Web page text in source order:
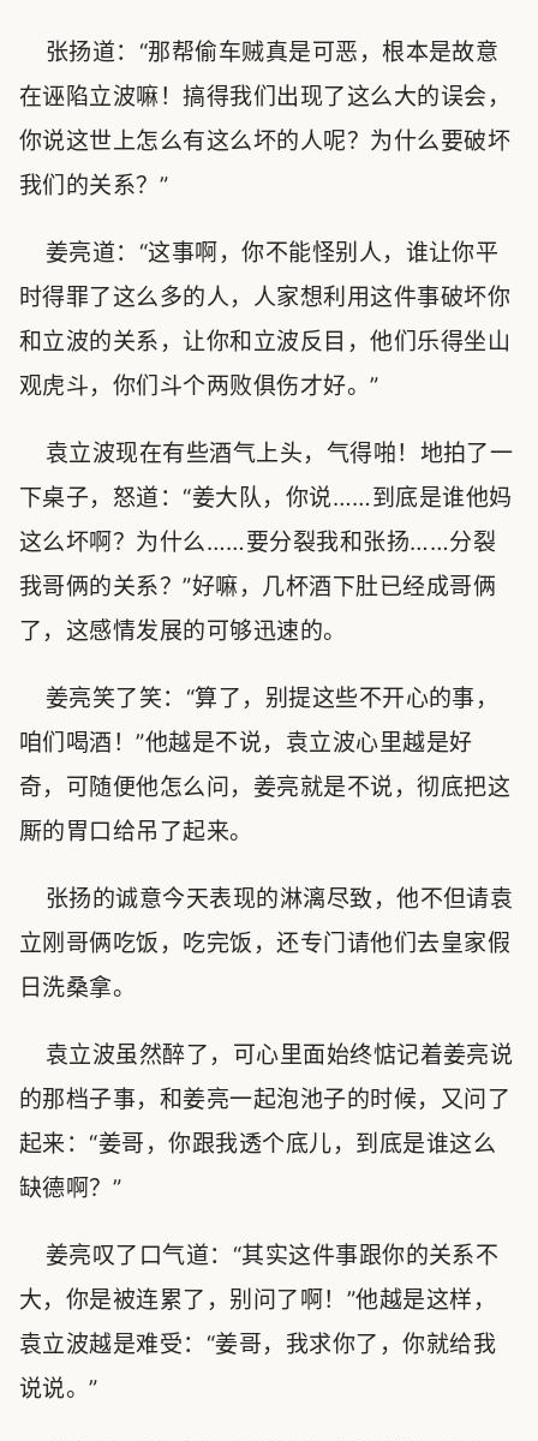
张扬道：“那帮偷车贼真是可恶，根本是故意
在诬陷立波嘛！搞得我们出现了这么大的误会，
你说这世上怎么有这么坏的人呢？为什么要破坏
我们的关系？”
姜亮道：“这事啊，你不能怪别人，谁让你平
时得罪了这么多的人，人家想利用这件事破坏你
和立波的关系，让你和立波反目，他们乐得坐山
观虎斗，你们斗个两败俱伤才好。”
袁立波现在有些酒气上头，气得啪！地拍了一
下桌子，怒道：“姜大队，你说……到底是谁他妈
这么坏啊？为什么……要分裂我和张扬……分裂
我哥俩的关系？”好嘛，几杯酒下肚已经成哥俩
了，这感情发展的可够迅速的。
姜亮笑了笑：“算了，别提这些不开心的事，
咱们喝酒！”他越是不说，袁立波心里越是好
奇，可随便他怎么问，姜亮就是不说，彻底把这
厮的胃口给吊了起来。
张扬的诚意今天表现的淋漓尽致，他不但请袁
立刚哥俩吃饭，吃完饭，还专门请他们去皇家假
日洗桑拿。
袁立波虽然醉了，可心里面始终惦记着姜亮说
的那档子事，和姜亮一起泡池子的时候，又问了
起来：“姜哥，你跟我透个底儿，到底是谁这么
缺德啊？”
姜亮叹了口气道：“其实这件事跟你的关系不
大，你是被连累了，别问了啊！”他越是这样，
袁立波越是难受：“姜哥，我求你了，你就给我
说说。”